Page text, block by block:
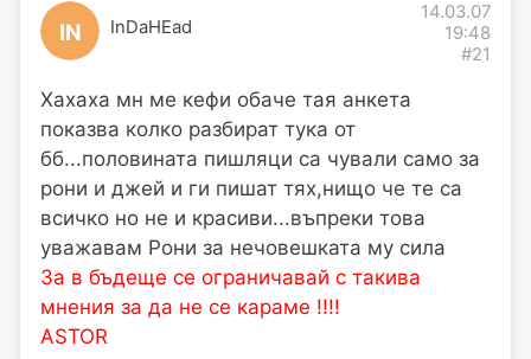
IN InDaHEad
14.03.07
19:48
#21
Хахаха мн ме кефи обаче тая анкета
показва колко разбират тука от
бб...половината пишляци са чували само за
рони и джей и ги пишат тях,нищо че те са
всичко но не и красиви...въпреки това
уважавам Рони за нечовешката му сила
За в бъдеще се ограничавай с такива
мнения за да не се караме !!!!
ASTOR